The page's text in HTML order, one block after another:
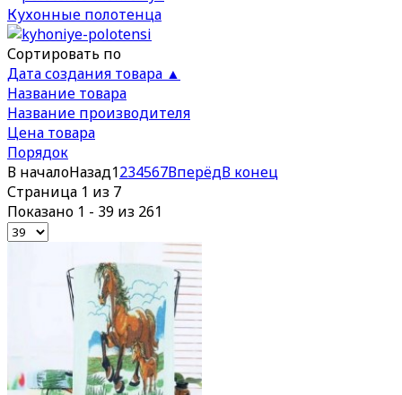
Кухонные полотенца
Сортировать по
Дата создания товара ▲
Название товара
Название производителя
Цена товара
Порядок
В началоНазад1234567ВперёдВ конец
Страница 1 из 7
Показано 1 - 39 из 261